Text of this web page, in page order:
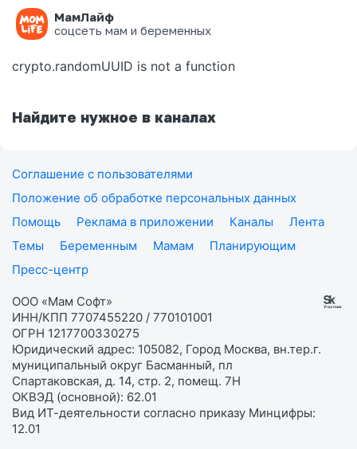
МамЛайф
соцсеть мам и беременных
Ошибка на странице
crypto.randomUUID is not a function
Найдите нужное в каналах
Соглашение с пользователями
Положение об обработке персональных данных
Помощь
Реклама в приложении Каналы
Лента
Темы
Беременным Мамам
Планирующим
Пресс-центр
ООО «Мам Софт»
ИНН/КПП 7707455220 / 770101001
ОГРН 1217700330275
Юридический адрес: 105082, Город Москва, вн.тер.г.
муниципальный округ Басманный, пл
Спартаковская, д. 14, стр. 2, помещ. 7Н
ОКВЭД (основной): 62.01
Вид ИТ-деятельности согласно приказу Минцифры:
12.01